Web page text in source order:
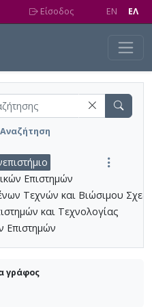
Είσοδος EN EΛ
Επιστημών
Τεχνών και Βιώσιμου
και Τεχνολογίας
Επιστημών
γράφος